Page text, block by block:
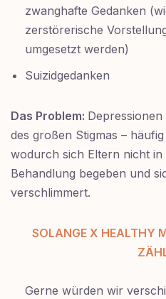
zwanghafte Gedanken
zerstörerische
umgesetzt werden)
Suizidgedanken
Das Problem:
des großen Stigmas –
wodurch sich Eltern nicht in
Behandlung begeben und
verschlimmert.
SOLANGE X HEALTHY
Gerne würden wir